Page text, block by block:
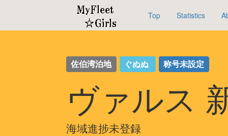
Top Statistics
佐伯湾泊地 ぐぬぬ 称号未設定
ヴァルス
海域進捗未登録